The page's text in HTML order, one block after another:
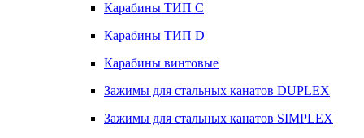
Карабины ТИП C
Карабины ТИП D
Карабины винтовые
Зажимы для стальных канатов DUPLEX
Зажимы для стальных канатов SIMPLEX